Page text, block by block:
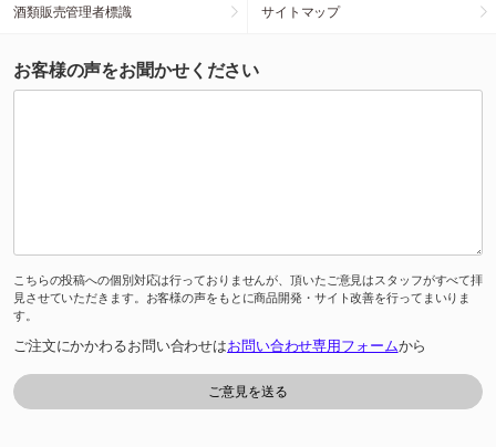
酒類販売管理者標識 サイトマップ
お客様の声をお聞かせください
こちらの投稿への個別対応は行っておりませんが、頂いたご意見はスタッフがすべて拝
見させていただきます。お客様の声をもとに商品開発・サイト改善を行ってまいりま
す。
ご注文にかかわるお問い合わせはお問い合わせ専用フォームから